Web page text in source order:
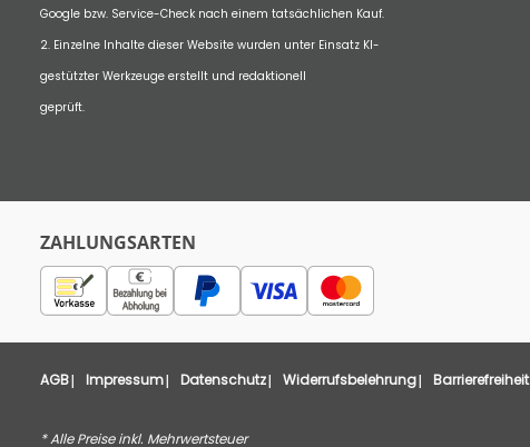
Google bzw. Service-Check nach einem tatsächlichen Kauf.
2. Einzelne Inhalte dieser Website wurden unter Einsatz KI-
gestützter Werkzeuge erstellt und redaktionell
geprüft.
ZAHLUNGSARTEN
AGB Impressum Datenschutz Widerrufsbelehrung Barrierefreiheit
* Alle Preise inkl. Mehrwertsteuer